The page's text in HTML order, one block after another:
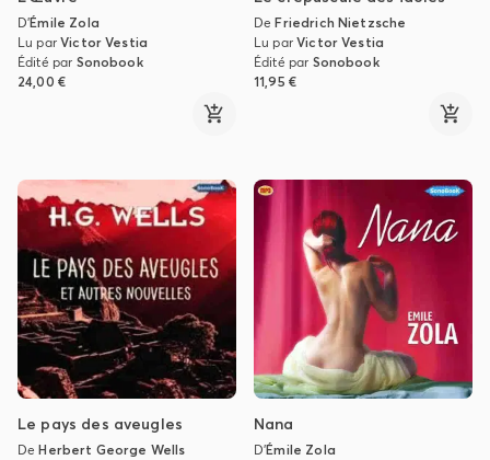
D'Émile Zola
Lu parVictor Vestia
Édité par Sonobook
24,00 €
DeFriedrich Nietzsche
Lu parVictor Vestia
Édité par Sonobook
11,95 €
Le pays des aveugles
DeHerbert George Wells
Nana
D'Émile Zola